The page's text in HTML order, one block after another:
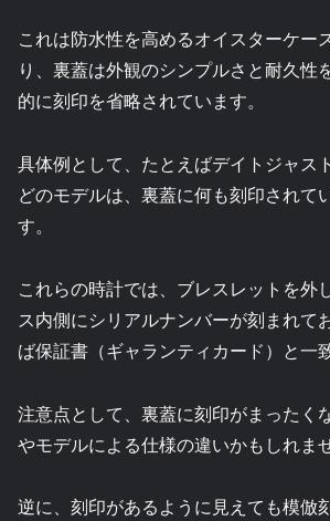
これは防水性を高めるオイスターケー
り、裏蓋は外観のシンプルさと耐久性
的に刻印を省略されています。
具体例として、たとえばデイトジャス
どのモデルは、裏蓋に何も刻印されて
す。
これらの時計では、ブレスレットを外
ス内側にシリアルナンバーが刻まれて
ば保証書（ギャランティカード）と一
注意点として、裏蓋に刻印がまったく
やモデルによる仕様の違いかもしれませ
逆に、刻印があるように見えても模倣